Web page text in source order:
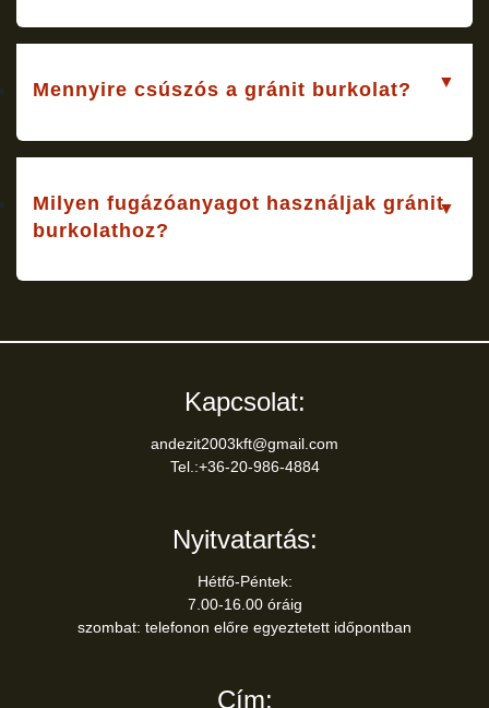
Mennyire csúszós a gránit burkolat?
Milyen fugázóanyagot használjak gránit
burkolathoz?
Kapcsolat:
andezit2003kft@gmail.com
Tel.:+36-20-986-4884
Nyitvatartás:
Hétfő-Péntek:
7.00-16.00 óráig
szombat: telefonon előre egyeztetett időpontban
Cím: